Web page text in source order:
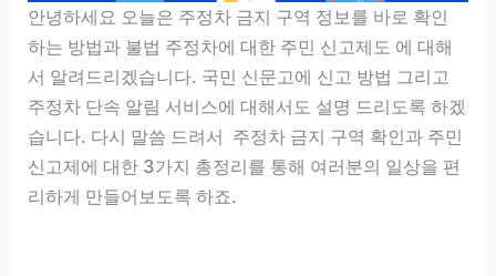
안녕하세요 오늘은 주정차 금지 구역 정보를 바로 확인
하는 방법과 불법 주정차에 대한 주민 신고제도 에 대해
서 알려드리겠습니다. 국민 신문고에 신고 방법 그리고
주정차 단속 알림 서비스에 대해서도 설명 드리도록 하겠
습니다. 다시 말씀 드려서 주정차 금지 구역 확인과 주민
신고제에 대한 3가지 총정리를 통해 여러분의 일상을 편
리하게 만들어보도록 하죠.